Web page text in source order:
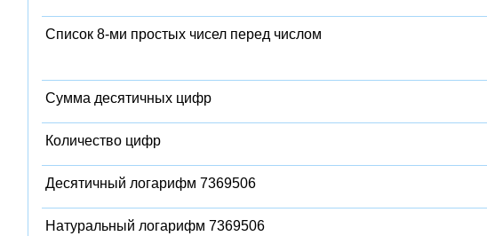
Список 8-ми простых чисел перед числом
Сумма десятичных цифр
Количество цифр
Десятичный логарифм 7369506
Натуральный логарифм 7369506